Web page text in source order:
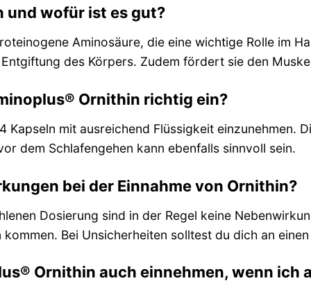
und wofür ist es gut?
Aminosäure, die eine wichtige Rolle im
des Körpers. Zudem fördert sie den
Ornithin richtig ein?
Kapseln mit ausreichend Flüssigkeit einzunehmen.
dem Schlafengehen kann ebenfalls sinnvoll sein.
bei der Einnahme von Ornithin?
Dosierung sind in der Regel keine
Bei Unsicherheiten solltest du dich an
Ornithin auch einnehmen, wenn ich